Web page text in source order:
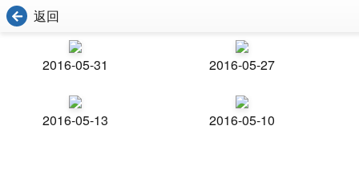
返回
2016-05-31 2016-05-27
2016-05-13 2016-05-10